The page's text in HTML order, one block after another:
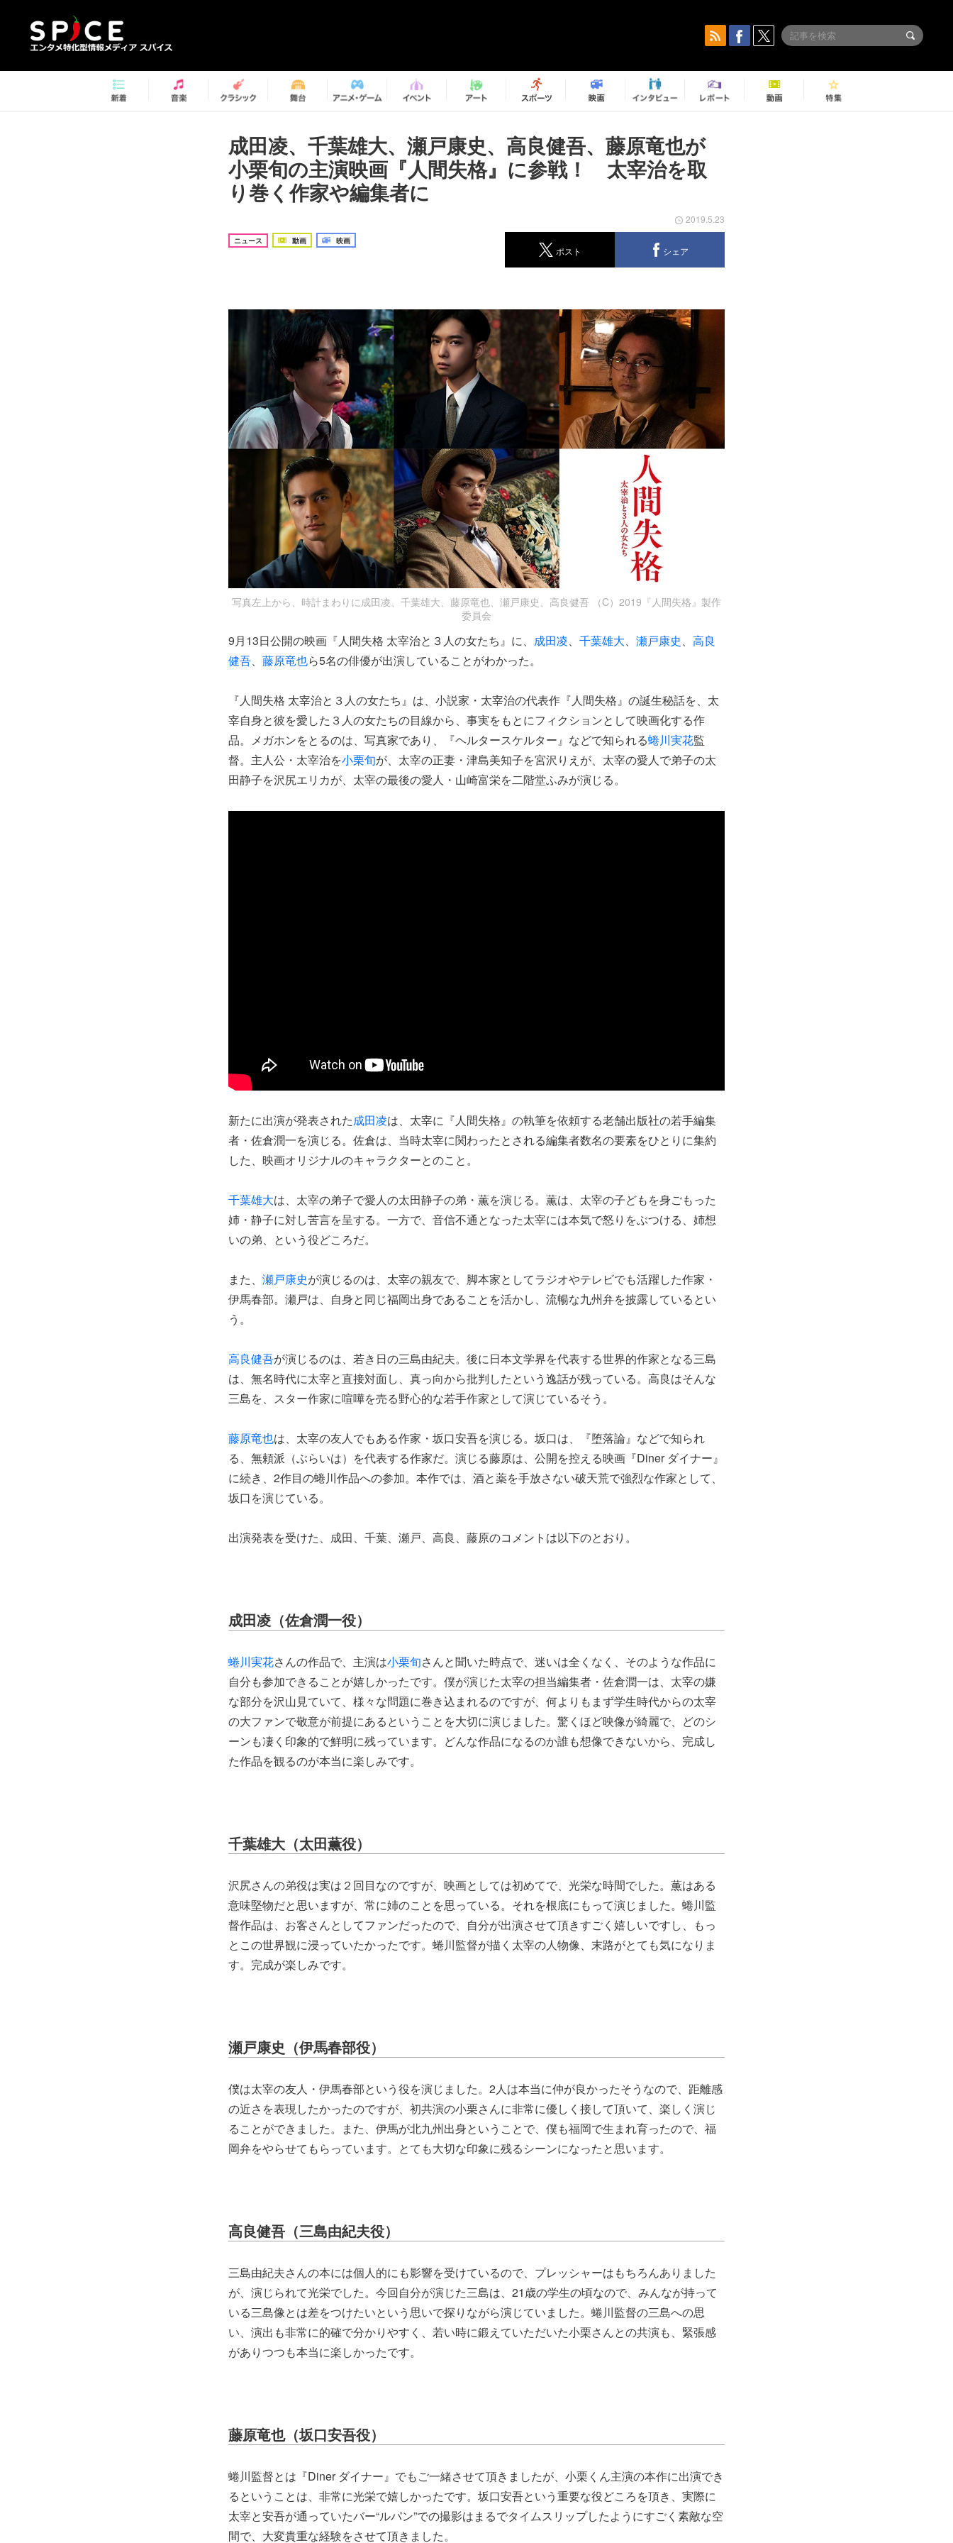
成田凌、千葉雄大、瀬戸康史、高良健吾、藤原竜也が
小栗旬の主演映画『人間失格』に参戦！ 太宰治を取
り巻く作家や編集者に
ニュース 動画 映画
2019.5.23
ポスト シェア
写真左上から、時計まわりに成田凌、千葉雄大、藤原竜也、瀬戸康史、高良健吾 （C）2019『人間失格』製作
委員会
9月13日公開の映画『人間失格 太宰治と３人の女たち』に、 成田凌、 千葉雄大、 瀬戸康史、 高良
健吾、 藤原竜也ら5名の俳優が出演していることがわかった。
『人間失格 太宰治と３人の女たち』は、小説家・太宰治の代表作『人間失格』の誕生秘話を、太
宰自身と彼を愛した３人の女たちの目線から、事実をもとにフィクションとして映画化する作
品。メガホンをとるのは、写真家であり、『ヘルタースケルター』などで知られる蜷川実花監
督。主人公・太宰治を小栗旬が、太宰の正妻・津島美知子を宮沢りえが、太宰の愛人で弟子の太
田静子を沢尻エリカが、太宰の最後の愛人・山崎富栄を二階堂ふみが演じる。
新たに出演が発表された成田凌は、太宰に『人間失格』の執筆を依頼する老舗出版社の若手編集
者・佐倉潤一を演じる。佐倉は、当時太宰に関わったとされる編集者数名の要素をひとりに集約
した、映画オリジナルのキャラクターとのこと。
千葉雄大は、太宰の弟子で愛人の太田静子の弟・薫を演じる。薫は、太宰の子どもを身ごもった
姉・静子に対し苦言を呈する。一方で、音信不通となった太宰には本気で怒りをぶつける、姉想
いの弟、という役どころだ。
また、 瀬戸康史が演じるのは、太宰の親友で、脚本家としてラジオやテレビでも活躍した作家・
伊馬春部。瀬戸は、自身と同じ福岡出身であることを活かし、流暢な九州弁を披露しているとい
う。
高良健吾が演じるのは、若き日の三島由紀夫。後に日本文学界を代表する世界的作家となる三島
は、無名時代に太宰と直接対面し、真っ向から批判したという逸話が残っている。高良はそんな
三島を、スター作家に喧嘩を売る野心的な若手作家として演じているそう。
藤原竜也は、太宰の友人でもある作家・坂口安吾を演じる。坂口は、『堕落論』などで知られ
る、無頼派（ぶらいは）を代表する作家だ。演じる藤原は、公開を控える映画『Diner ダイナー』
に続き、2作目の蜷川作品への参加。本作では、酒と薬を手放さない破天荒で強烈な作家として、
坂口を演じている。
出演発表を受けた、成田、千葉、瀬戸、高良、藤原のコメントは以下のとおり。
成田凌（佐倉潤一役）
蜷川実花さんの作品で、主演は小栗旬さんと聞いた時点で、迷いは全くなく、そのような作品に
自分も参加できることが嬉しかったです。僕が演じた太宰の担当編集者・佐倉潤一は、太宰の嫌
な部分を沢山見ていて、様々な問題に巻き込まれるのですが、何よりもまず学生時代からの太宰
の大ファンで敬意が前提にあるということを大切に演じました。驚くほど映像が綺麗で、どのシ
ーンも凄く印象的で鮮明に残っています。どんな作品になるのか誰も想像できないから、完成し
た作品を観るのが本当に楽しみです。
千葉雄大（太田薫役）
沢尻さんの弟役は実は２回目なのですが、映画としては初めてで、光栄な時間でした。薫はある
意味堅物だと思いますが、常に姉のことを思っている。それを根底にもって演じました。蜷川監
督作品は、お客さんとしてファンだったので、自分が出演させて頂きすごく嬉しいですし、もっ
とこの世界観に浸っていたかったです。蜷川監督が描く太宰の人物像、末路がとても気になりま
す。完成が楽しみです。
瀬戸康史（伊馬春部役）
僕は太宰の友人・伊馬春部という役を演じました。2人は本当に仲が良かったそうなので、距離感
の近さを表現したかったのですが、初共演の小栗さんに非常に優しく接して頂いて、楽しく演じ
ることができました。また、伊馬が北九州出身ということで、僕も福岡で生まれ育ったので、福
岡弁をやらせてもらっています。とても大切な印象に残るシーンになったと思います。
高良健吾（三島由紀夫役）
三島由紀夫さんの本には個人的にも影響を受けているので、プレッシャーはもちろんありました
が、演じられて光栄でした。今回自分が演じた三島は、21歳の学生の頃なので、みんなが持って
いる三島像とは差をつけたいという思いで探りながら演じていました。蜷川監督の三島への思
い、演出も非常に的確で分かりやすく、若い時に鍛えていただいた小栗さんとの共演も、緊張感
がありつつも本当に楽しかったです。
藤原竜也（坂口安吾役）
蜷川監督とは『Diner ダイナー』でもご一緒させて頂きましたが、小栗くん主演の本作に出演でき
るということは、非常に光栄で嬉しかったです。坂口安吾という重要な役どころを頂き、実際に
太宰と安吾が通っていたバー“ルパン”での撮影はまるでタイムスリップしたようにすごく素敵な空
間で、大変貴重な経験をさせて頂きました。